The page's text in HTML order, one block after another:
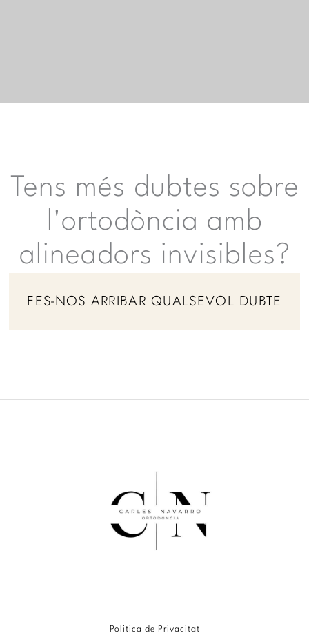
Tens més dubtes sobre
l'ortodòncia amb
alineadors invisibles?
FES-NOS ARRIBAR QUALSEVOL DUBTE
Politica de Privacitat